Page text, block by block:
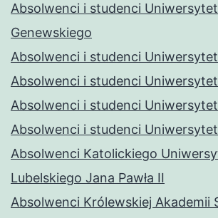
Absolwenci i studenci
Genewskiego
Absolwenci i studenci
Absolwenci i studenci
Absolwenci i studenci
Absolwenci i studenci
Absolwenci Katolickiego
Lubelskiego Jana Pawła II
Absolwenci Królewskiej Akademii